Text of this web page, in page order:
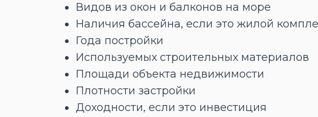
Видов из окон и балконов на море
Наличия бассейна, если это жилой
Года постройки
Используемых строительных материалов
Площади объекта недвижимости
Плотности застройки
Доходности, если это инвестиция